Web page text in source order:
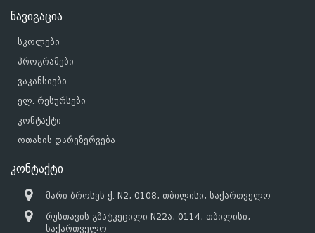
ნავიგაცია
სკოლები
პროგრამები
ვაკანსიები
ელ. რესურსები
კონტაქტი
ოთახის დარეზერვება
კონტაქტი
მარი ბროსეს ქ. N2, 0108, თბილისი, საქართველო
რუსთავის გზატკეცილი N22ა, 0114, თბილისი,
საქართველო